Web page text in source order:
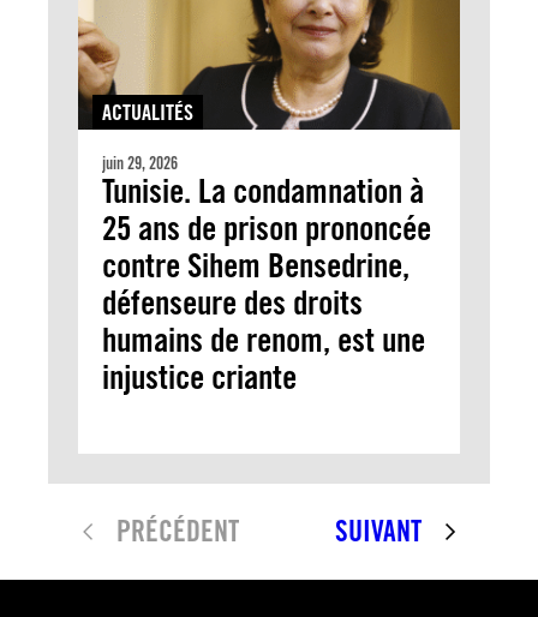
ACTUALITÉS
juin 29, 2026
Tunisie. La condamnation à
25 ans de prison prononcée
contre Sihem Bensedrine,
défenseure des droits
humains de renom, est une
injustice criante
PRÉCÉDENT SUIVANT